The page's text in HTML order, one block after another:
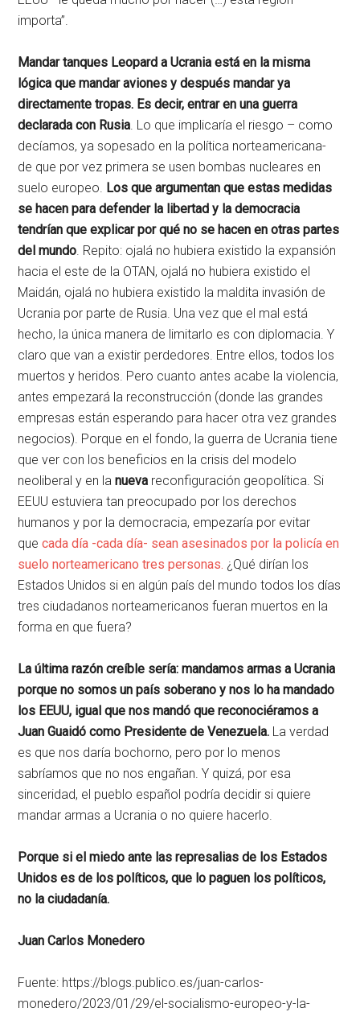
importa”.
Mandar tanques Leopard a Ucrania está en la misma
lógica que mandar aviones y después mandar ya
directamente tropas. Es decir, entrar en una guerra
declarada con Rusia. Lo que implicaría el riesgo – como
decíamos, ya sopesado en la política norteamericana-
de que por vez primera se usen bombas nucleares en
suelo europeo. Los que argumentan que estas medidas
se hacen para defender la libertad y la democracia
tendrían que explicar por qué no se hacen en otras partes
del mundo. Repito: ojalá no hubiera existido la expansión
hacia el este de la OTAN, ojalá no hubiera existido el
Maidán, ojalá no hubiera existido la maldita invasión de
Ucrania por parte de Rusia. Una vez que el mal está
hecho, la única manera de limitarlo es con diplomacia. Y
claro que van a existir perdedores. Entre ellos, todos los
muertos y heridos. Pero cuanto antes acabe la violencia,
antes empezará la reconstrucción (donde las grandes
empresas están esperando para hacer otra vez grandes
negocios). Porque en el fondo, la guerra de Ucrania tiene
que ver con los beneficios en la crisis del modelo
neoliberal y en lanueva reconfiguración geopolítica. Si
EEUU estuviera tan preocupado por los derechos
humanos y por la democracia, empezaría por evitar
quecada día -cada día- sean asesinados por la policía en
suelo norteamericano tres personas. ¿Qué dirían los
Estados Unidos si en algún país del mundo todos los días
tres ciudadanos norteamericanos fueran muertos en la
forma en que fuera?
La última razón creíble sería: mandamos armas a Ucrania
porque no somos un país soberano y nos lo ha mandado
los EEUU, igual que nos mandó que reconociéramos a
Juan Guaidó como Presidente de Venezuela. La verdad
es que nos daría bochorno, pero por lo menos
sabríamos que no nos engañan. Y quizá, por esa
sinceridad, el pueblo español podría decidir si quiere
mandar armas a Ucrania o no quiere hacerlo.
Porque si el miedo ante las represalias de los Estados
Unidos es de los políticos, que lo paguen los políticos,
no la ciudadanía.
Juan Carlos Monedero
Fuente: https://blogs.publico.es/juan-carlos-
monedero/2023/01/29/el-socialismo-europeo-y-la-